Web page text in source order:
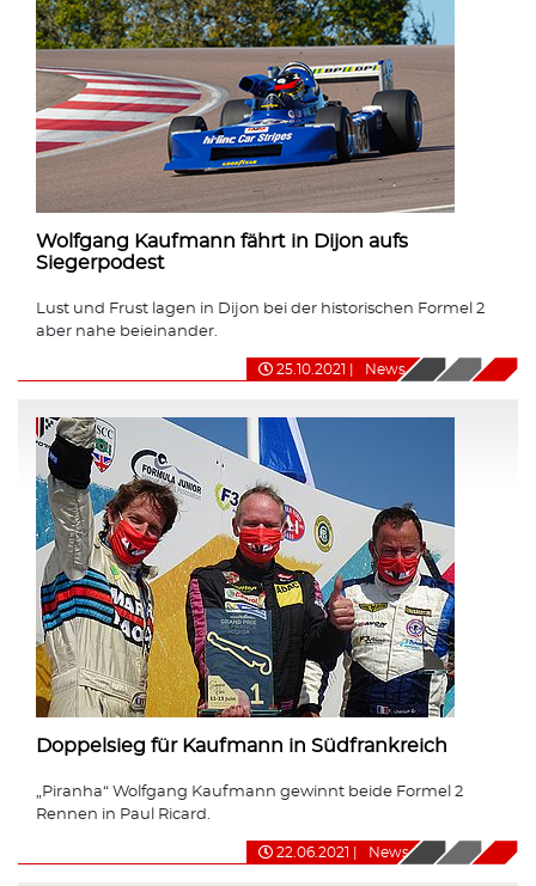
Wolfgang Kaufmann fährt in Dijon aufs
Siegerpodest
Lust und Frust lagen in Dijon bei der historischen Formel 2
aber nahe beieinander.
25.10.2021 News
Doppelsieg für Kaufmann in Südfrankreich
„Piranha“ Wolfgang Kaufmann gewinnt beide Formel 2
Rennen in Paul Ricard.
22.06.2021 News